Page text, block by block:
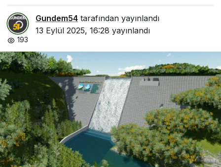
Gundem54 tarafından yayınlandı
13 Eylül 2025, 16:28 yayınlandı
193
Barajı’nın yapımı için
ihale süreçleri başlıyor